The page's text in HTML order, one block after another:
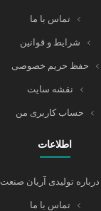
تماس با ما
شرایط و قوانین
حفظ حریم خصوصی
نقشه سایت
حساب کاربری من
اطلاعات
درباره تولیدی آریان صنعت
تماس با ما